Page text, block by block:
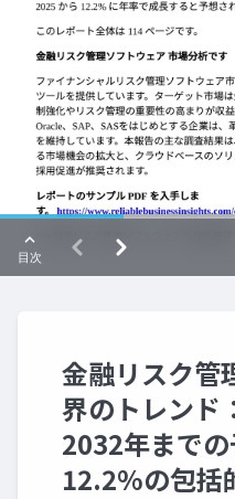
金融リスク管
界のトレンド
2032年までの
12.2%の包括